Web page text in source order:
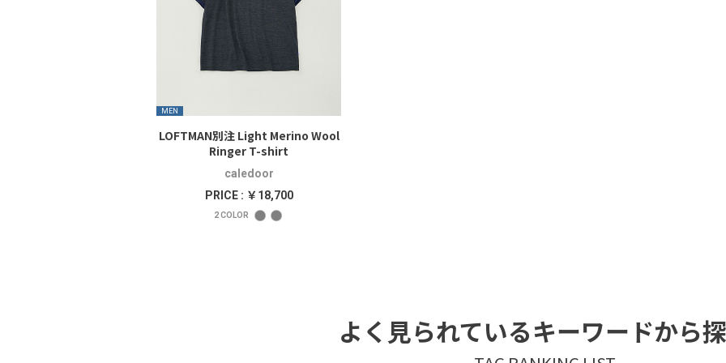
MEN
LOFTMAN別注 Light Merino Wool
Ringer T-shirt
caledoor
PRICE : ￥18,700
2COLOR
よく見られているキーワードから